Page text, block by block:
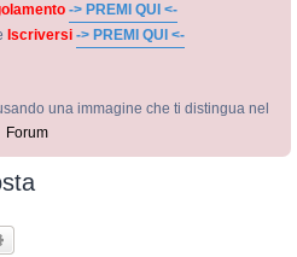
-> PREMI QUI <-
Iscriversi -> PREMI QUI <-
una immagine che ti distingua nel
Forum